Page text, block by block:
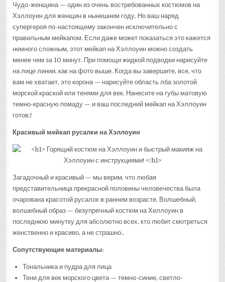
Чудо-женщина — один из очень востребованных костюмов на
Хэллоуин для женщин в нынешнем году. Но ваш наряд
супергероя по-настоящему закончен исключительно с
правильным мейкапом. Если даже может показаться это кажется
немного сложным, этот мейкап на Хэллоуин можно создать
менее чем за 10 минут. При помощи жидкой подводки нарисуйте
на лице линии, как на фото выше. Когда вы завершите, все, что
вам не хватает, это корона — нарисуйте область лба золотой
морской краской или тенями для век. Нанесите на губы матовую
темно-красную помаду — и ваш последний мейкап на Хэллоуин
готов.!
Красивый мейкап русалки на Хэллоуин
Загадочный и красивый — мы верим, что любая
представительница прекрасной половины человечества была
очарована красотой русалок в раннем возрасте. Волшебный,
волшебный образ — безупречный костюм на Хеллоуин в
последнюю минутку для абсолютно всех, кто любит смотреться
женственно и красиво, а не страшно..
Сопутствующие материалы:
Тональника и пудра для лица
Тени для век морского цвета — темно-синие, светло-